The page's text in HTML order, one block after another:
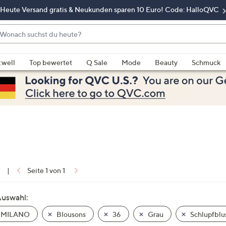
Heute Versand gratis & Neukunden sparen 10 Euro! Code: HalloQVC
Top bewertet Q Sale Mode Beauty Schmuck
| Seite 1 von 1
Blousons 36 Grau